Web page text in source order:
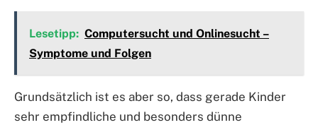
Lesetipp: Computersucht und Onlinesucht –
Symptome und Folgen
Grundsätzlich ist es aber so, dass gerade Kinder
sehr empfindliche und besonders dünne